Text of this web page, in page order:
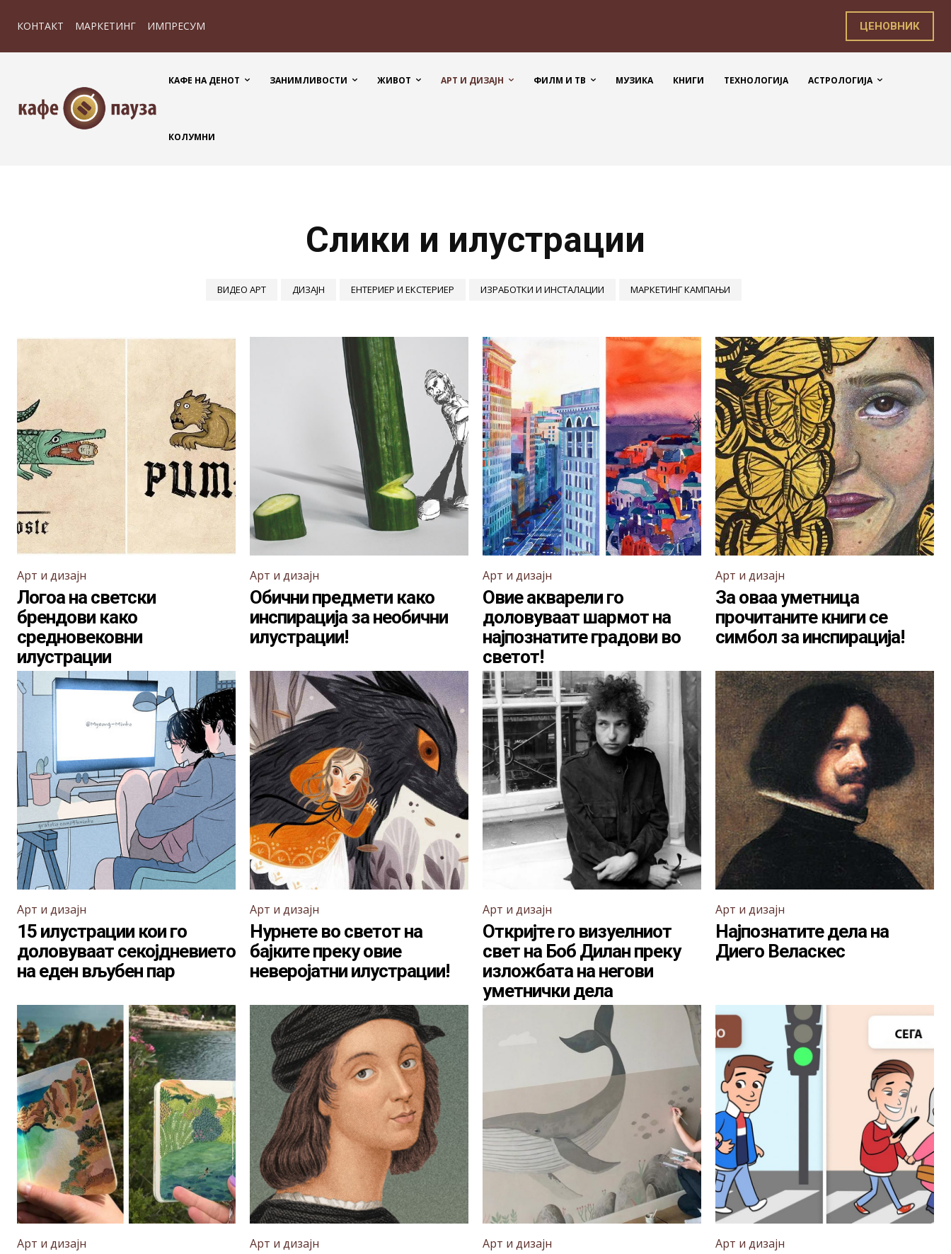
КОНТАКТ МАРКЕТИНГ ИМПРЕСУМ ЦЕНОВНИК
КАФЕ НА ДЕНОТ ЗАНИМЛИВОСТИ ЖИВОТ АРТ И ДИЗАЈН ФИЛМ И ТВ МУЗИКА КНИГИ ТЕХНОЛОГИЈА АСТРОЛОГИЈА
КОЛУМНИ
Слики и илустрации
ВИДЕО АРТ ДИЗАЈН ЕНТЕРИЕР И ЕКСТЕРИЕР ИЗРАБОТКИ И ИНСТАЛАЦИИ МАРКЕТИНГ КАМПАЊИ
Арт и дизајн
Логоа на светски
брендови како
средновековни
илустрации
Арт и дизајн
Обични предмети како
инспирација за необични
илустрации!
Арт и дизајн
Овие акварели го
доловуваат шармот на
најпознатите градови во
светот!
Арт и дизајн
За оваа уметница
прочитаните книги се
симбол за инспирација!
Арт и дизајн
15 илустрации кои го
доловуваат секојдневието
на еден вљубен пар
Арт и дизајн
Нурнете во светот на
бајките преку овие
неверојатни илустрации!
Арт и дизајн
Откријте го визуелниот
свет на Боб Дилан преку
изложбата на негови
уметнички дела
Арт и дизајн
Најпознатите дела на
Диего Веласкес
Арт и дизајн Арт и дизајн Арт и дизајн Арт и дизајн